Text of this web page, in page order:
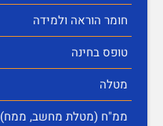
חומר הוראה ולמידה
טופס בחינה
מטלה
ממ"ח (מטלת מחשב, ממח)